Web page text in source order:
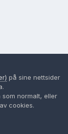
på sine nettsider
normalt, eller
cookies.